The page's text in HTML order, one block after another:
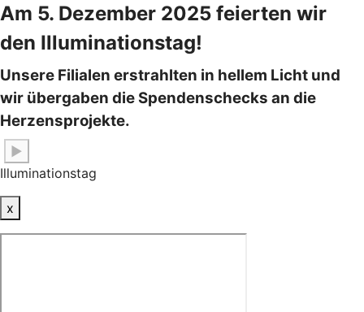
Am 5. Dezember 2025 feierten wir
den Illuminationstag!
Unsere Filialen erstrahlten in hellem Licht und
wir übergaben die Spendenschecks an die
Herzensprojekte.
▶
Illuminationstag
x